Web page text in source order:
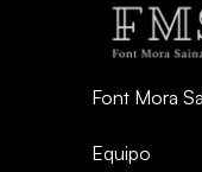
Font Mora
Equipo